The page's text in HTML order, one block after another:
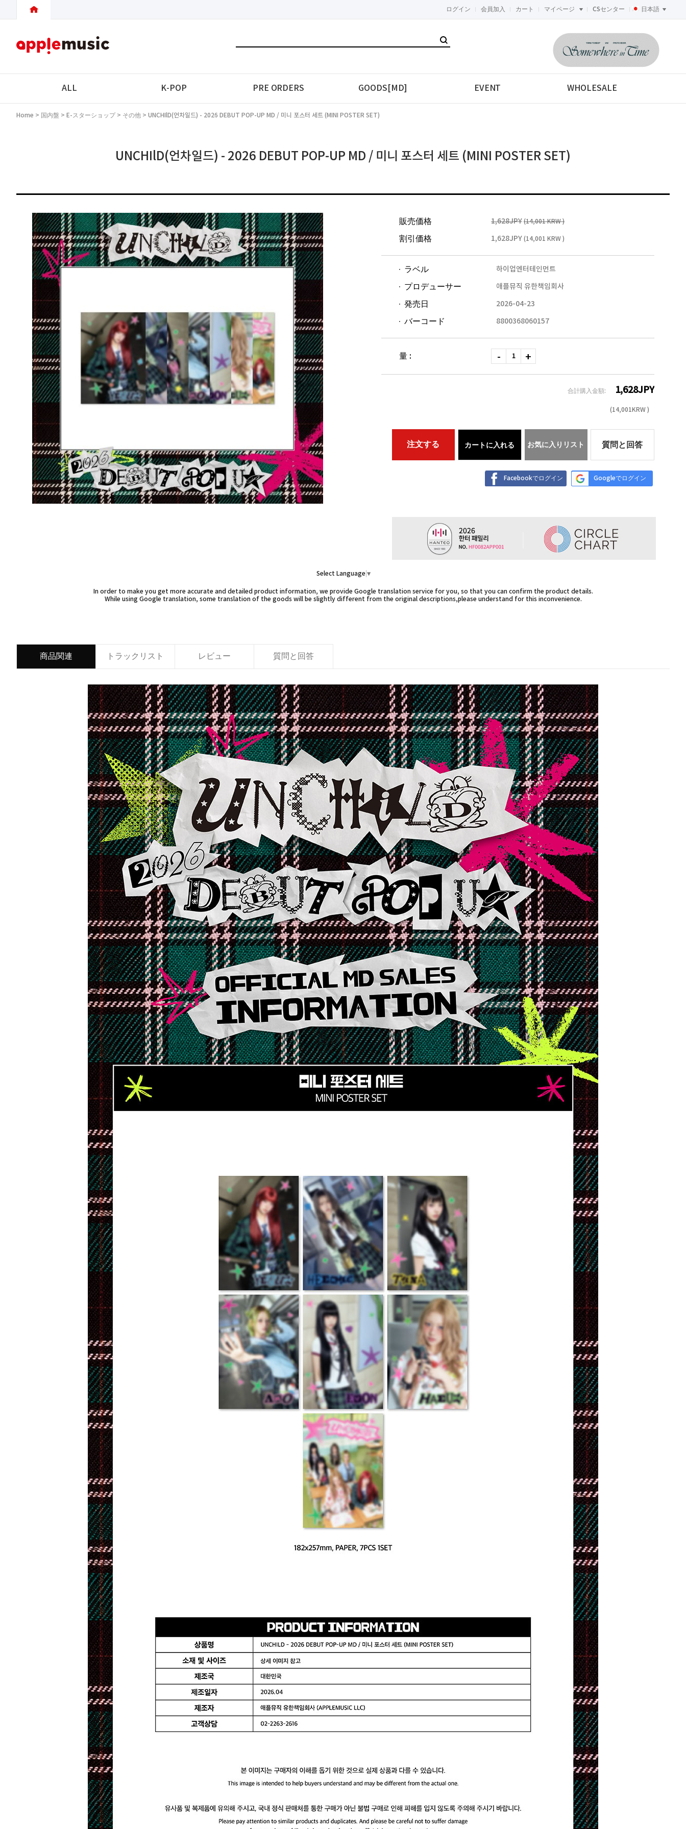
ログイン 会員加入 カート マイページ CSセンター 日本語
<-->
ALL K-POP PRE ORDERS GOODS[MD] EVENT WHOLESALE
Home > 国内盤 > E-スターショップ > その他 > UNCHIlD(언차일드) - 2026 DEBUT POP-UP MD / 미니 포스터 세트 (MINI POSTER SET)
UNCHIlD(언차일드) - 2026 DEBUT POP-UP MD / 미니 포스터 세트 (MINI POSTER SET)
販売価格 1,628JPY (14,001 KRW )
割引価格 1,628JPY (14,001 KRW )
ラベル 하이업엔터테인먼트
プロデューサー 애플뮤직 유한책임회사
発売日 2026-04-23
バーコード 8800368060157
量 :
合計購入金額: 1,628JPY
(14,001 KRW )
注文する カートに入れる お気に入りリスト 質問と回答
Facebookでログイン Googleでログイン
Select Language ▼
In order to make you get more accurate and detailed product information, we provide Google translation service for you, so that you can confirm the product details.
While using Google translation, some translation of the goods will be slightly different from the original descriptions,please understand for this inconvenience.
商品関連 トラックリスト レビュー 質問と回答